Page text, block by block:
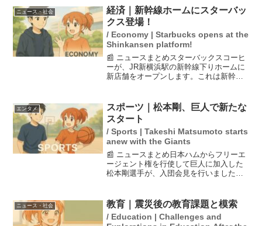
ことが明らかになっています。栄養士の
和漢歩実さんによると、...
ニュース・社会
経済｜新幹線ホームにスターバッ
クス登場！
/ Economy | Starbucks opens at the
Shinkansen platform!
📰 ニュースまとめスターバックスコーヒ
ーが、JR新横浜駅の新幹線下りホームに
新店舗をオープンします。これは新幹線
完全キャッシュレス決済を導入してお
り、利用者はスムーズに...
エンタメ
スポーツ｜松本剛、巨人で新たな
スタート
/ Sports | Takeshi Matsumoto starts
anew with the Giants
📰 ニュースまとめ日本ハムからフリーエ
ージェント権を行使して巨人に加入した
松本剛選手が、入団会見を行いました。
っています。会見ではオレンジネクタイ
を着用し、背番号は...
ニュース・社会 教育｜震災後の教育課題と模索
/ Education | Challenges and